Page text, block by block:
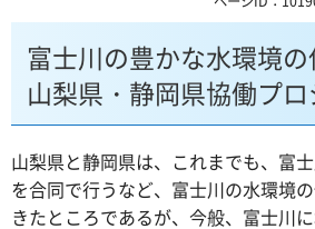
富士川の豊かな水環境
山梨県・静岡県協働プ
山梨県と静岡県は、これまでも、富
を合同で行うなど、富士川の水環境
きたところであるが、今般、富士川